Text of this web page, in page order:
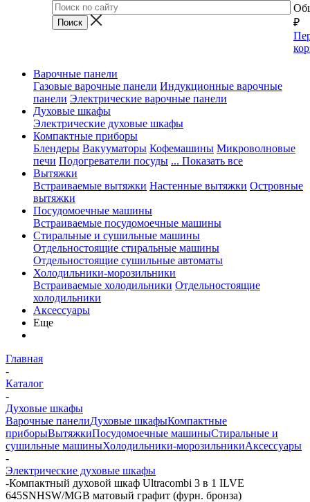
₽
Варочные панели
Газовые варочные панели Индукционные варочные
панели Электрические варочные панели
Духовые шкафы
Электрические духовые шкафы
Компактные приборы
Блендеры Вакууматоры Кофемашины Микроволновые
печи Подогреватели посуды ... Показать все
Вытяжки
Встраиваемые вытяжки Настенные вытяжки Островные
вытяжки
Посудомоечные машины
Встраиваемые посудомоечные машины
Стиральные и сушильные машины
Отдельностоящие стиральные машины
Отдельностоящие сушильные автоматы
Холодильники-морозильники
Встраиваемые холодильники Отдельностоящие
холодильники
Аксессуары
Еще
Главная
-
Каталог
-
Духовые шкафы
Варочные панелиДуховые шкафыКомпактные
приборыВытяжкиПосудомоечные машиныСтиральные и
сушильные машиныХолодильники-морозильникиАксессуары
-
Электрические духовые шкафы
-Компактный духовой шкаф Ultracombi 3 в 1 ILVE
645SNHSW/MGB матовый графит (фурн. бронза)